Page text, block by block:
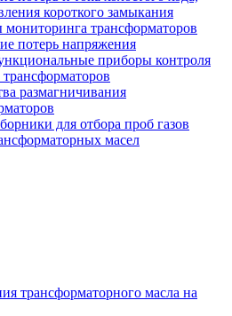
короткого замыкания
трансформаторов
потерь напряжения
приборы контроля
размагничивания
для отбора проб газов
масел
трансформаторного масла на